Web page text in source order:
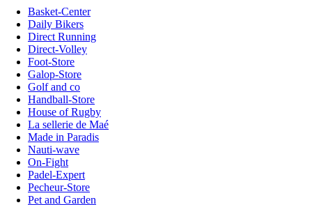
Basket-Center
Daily Bikers
Direct Running
Direct-Volley
Foot-Store
Galop-Store
Golf and co
Handball-Store
House of Rugby
La sellerie de Maé
Made in Paradis
Nauti-wave
On-Fight
Padel-Expert
Pecheur-Store
Pet and Garden